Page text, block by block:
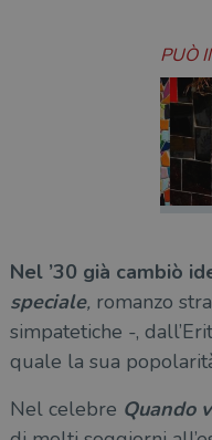
PUÒ
Nel ’30 già cambiò
speciale, romanzo
simpatetiche -,
quale la sua
Nel celebre Quando